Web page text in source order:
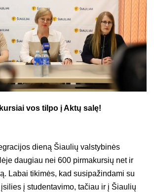
vos tilpo į Aktų salę!
dieną Šiaulių valstybinės
daugiau nei 600 pirmakursių net ir
Labai tikimės, kad susipažindami su
į studentavimo, tačiau ir į Šiaulių